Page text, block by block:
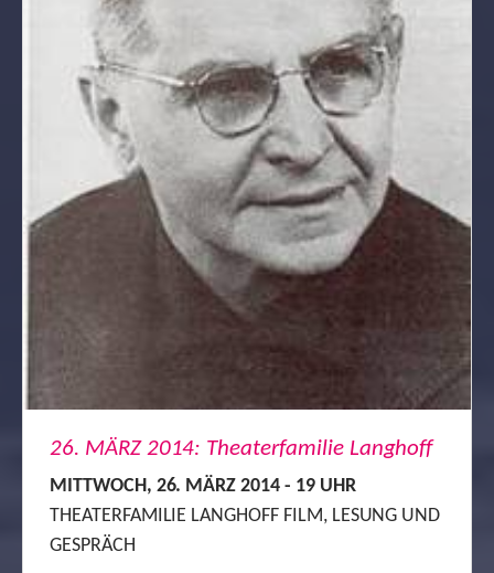
26. MÄRZ 2014: Theaterfamilie Langhoff
MITTWOCH, 26. MÄRZ 2014 - 19 UHR
THEATERFAMILIE LANGHOFF FILM, LESUNG UND
GESPRÄCH